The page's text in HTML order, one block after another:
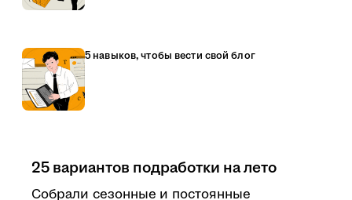
5 навыков, чтобы вести свой блог
25 вариантов подработки на лето
Собрали сезонные и постоянные